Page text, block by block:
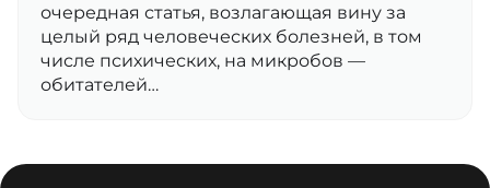
очередная статья, возлагающая вину за
целый ряд человеческих болезней, в том
числе психических, на микробов —
обитателей…